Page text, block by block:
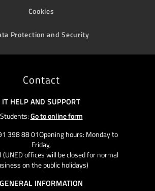
Cookies
Protection and Security
Contact
IT HELP AND SUPPORT
Students:Go to online form
398 88 01Opening hours: Monday to
Friday,
offices will be closed for normal
on the public holidays)
GENERAL INFORMATION